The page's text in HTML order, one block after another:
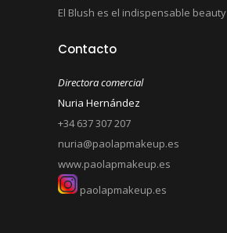
El Blush es el indispensable beauty
Contacto
Directora comercial
Nuria Hernández
+34 637 307 207
nuria@paolapmakeup.es
www.paolapmakeup.es
paolapmakeup.es